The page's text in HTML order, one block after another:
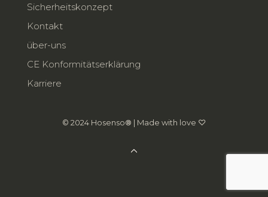
Sicherheitskonzept
Kontakt
über-uns
CE Konformitätserklärung
Karriere
© 2024 Hosenso® | Made with love ♡